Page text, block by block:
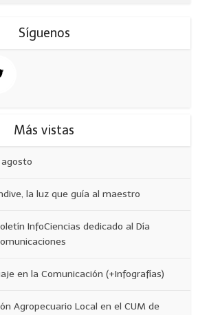
Síguenos
Más vistas
la luz que guía al maestro
InfoCiencias dedicado al Día
en la Comunicación (+Infografías)
Agropecuario Local en el CUM de